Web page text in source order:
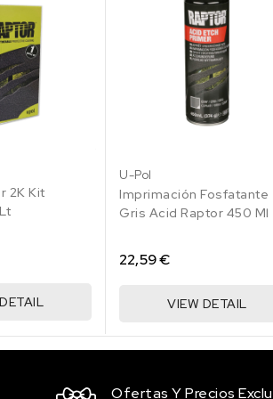
2K Kit
U-Pol
Imprimación Fosfatante
Gris Acid Raptor 450 Ml
22,59 €
VIEW DETAIL
Ofertas Y Precios